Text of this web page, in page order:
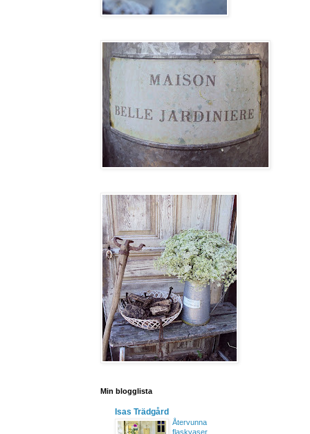
Min blogglista
Isas Trädgård
Återvunna
flaskvaser